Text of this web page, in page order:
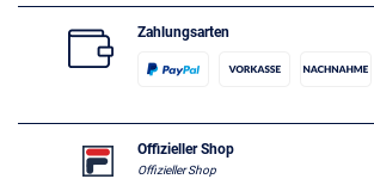
Zahlungsarten
Offizieller Shop
Offizieller Shop